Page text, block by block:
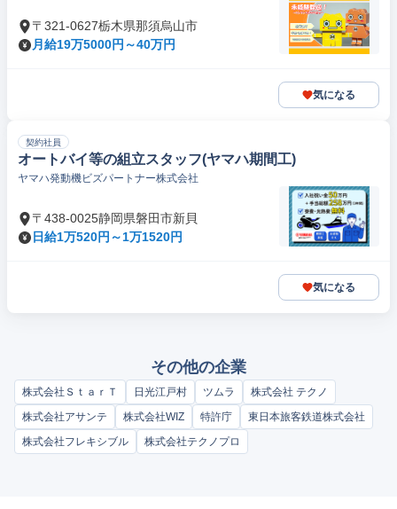
〒321-0627栃木県那須烏山市
月給19万5000円～40万円
気になる
契約社員
オートバイ等の組立スタッフ(ヤマハ期間工)
ヤマハ発動機ビズパートナー株式会社
〒438-0025静岡県磐田市新貝
日給1万520円～1万1520円
気になる
その他の企業
株式会社ＳｔａｒＴ 日光江戸村 ツムラ
株式会社 テクノ
株式会社アサンテ
株式会社WIZ 特許庁
東日本旅客鉄道株式会社
株式会社フレキシブル
株式会社テクノプロ